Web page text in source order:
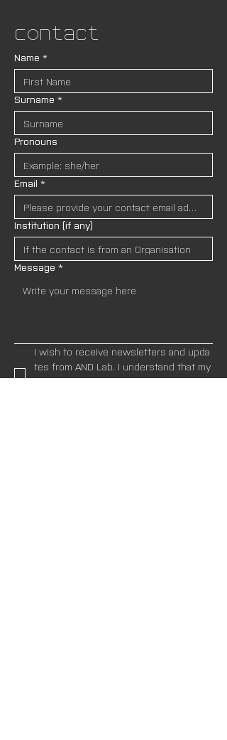
Contact
Name *
Surname *
Pronouns
Email *
Institution (if any)
Message *
I wish to receive newsletters and upda
tes from AND Lab. I understand that my
data will be handled in accordance wit